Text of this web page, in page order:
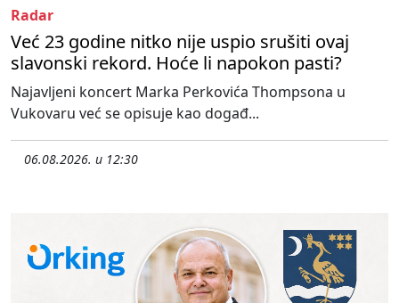
Radar
Već 23 godine nitko nije uspio srušiti ovaj
slavonski rekord. Hoće li napokon pasti?
Najavljeni koncert Marka Perkovića Thompsona u
Vukovaru već se opisuje kao događ...
06.08.2026. u 12:30